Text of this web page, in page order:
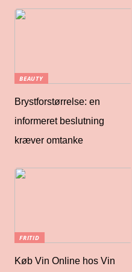
BEAUTY
Brystforstørrelse: en
informeret beslutning
kræver omtanke
FRITID
Køb Vin Online hos Vin